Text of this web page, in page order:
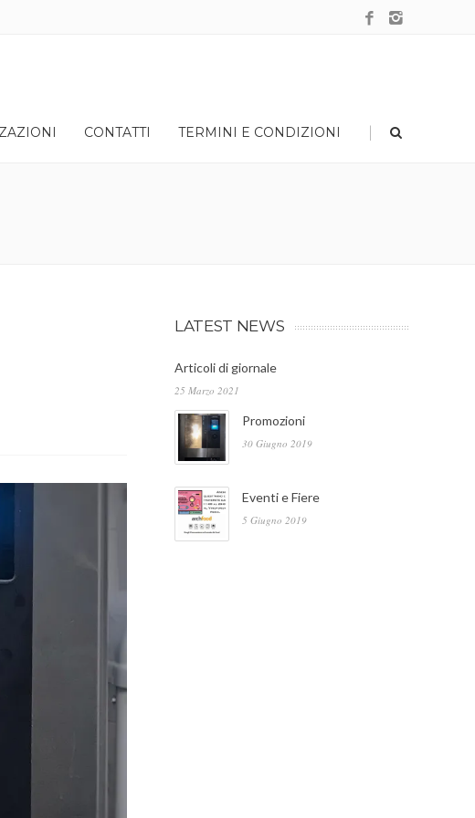
CONTATTI TERMINI E CONDIZIONI |
LATEST NEWS
Articoli di giornale
25 Marzo 2021
Promozioni
30 Giugno 2019
Eventi e Fiere
5 Giugno 2019